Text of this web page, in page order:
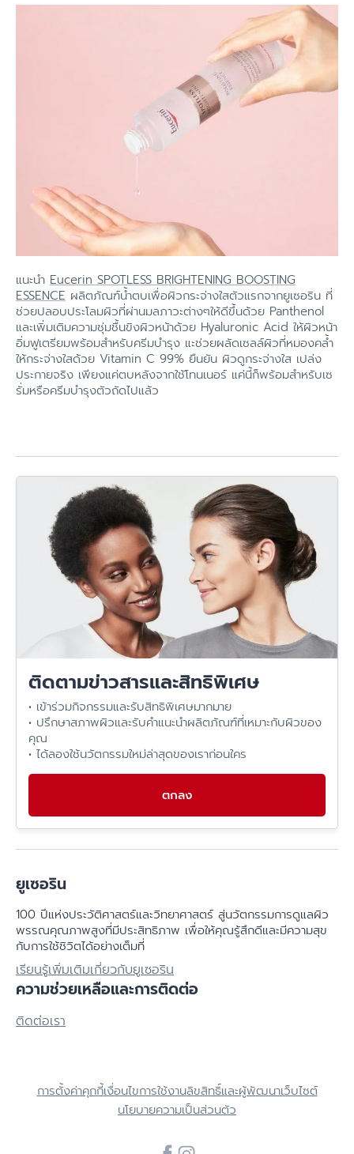
แนะนำ Eucerin SPOTLESS BRIGHTENING BOOSTING
ESSENCE ผลิตภัณฑ์น้ำตบเพื่อผิวกระจ่างใสตัวแรกจากยูเซอริน ที่
ช่วยปลอบประโลมผิวที่ผ่านมลภาวะต่างๆให้ดีขึ้นด้วย Panthenol
และเพิ่มเติมความชุ่มชื้นขิงผิวหน้าด้วย Hyaluronic Acid ให้ผิวหน้า
อิ่มฟูเตรียมพร้อมสำหรับครีมบำรุง แะช่วยผลัดเซลล์ผิวที่หมองคล้ำ
ให้กระจ่างใสด้วย Vitamin C 99% ยืนยัน ผิวดูกระจ่างใส เปล่ง
ประกายจริง เพียงแค่ตบหลังจากใช้โทนเนอร์ แค่นี้ก็พร้อมสำหรับเซ
รั่มหรือครีมบำรุงตัวถัดไปแล้ว
ติดตามข่าวสารและสิทธิพิเศษ
• เข้าร่วมกิจกรรมและรับสิทธิพิเศษมากมาย
• ปรึกษาสภาพผิวและรับคำแนะนำผลิตภัณฑ์ที่เหมาะกับผิวของ
คุณ
• ได้ลองใช้นวัตกรรมใหม่ล่าสุดของเราก่อนใคร
ตกลง
ยูเซอริน
100 ปีแห่งประวัติศาสตร์​และวิทยาศาสตร์ สู่นวัตกรรมการดูแลผิว
พรรณคุณภาพสูงที่มีประสิทธิภาพ เพื่อให้คุณรู้สึกดีและมีความสุข
กับการใช้ชิวิตได้อย่างเต็มที่
เรียนรู้เพิ่มเติมเกี่ยวกับยูเซอริน
ความช่วยเหลือและการติดต่อ
ติดต่อเรา
การตั้งค่าคุกกี้เงื่อนไขการใช้งานลิขสิทธิ์และผู้พัฒนาเว็บไซต์
นโยบายความเป็นส่วนตัว